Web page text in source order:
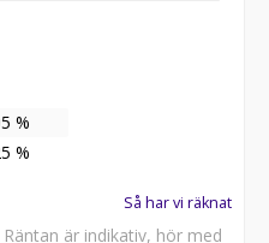
%
%
Så har vi räknat
är indikativ, hör med